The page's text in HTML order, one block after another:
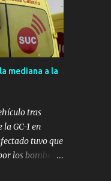
una
de
de DISA,
de Salinetas,
de
tanques
Mercadona.
recibidas
y
de
mediana a la
tras
GC-1 en
tuvo que
los bomberos